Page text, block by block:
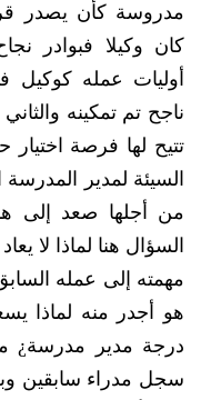
مدروسة كأن يصدر
كان وكيلا فبوادر
أوليات عمله كوكيل
ناجح تم تمكينه
تتيح لها فرصة
السيئة لمدير
من أجلها صعد إلى
السؤال هنا لماذا لا
مهمته إلى عمله
هو أجدر منه لماذا
درجة مدير مدرسة¿
سجل مدراء سابقين